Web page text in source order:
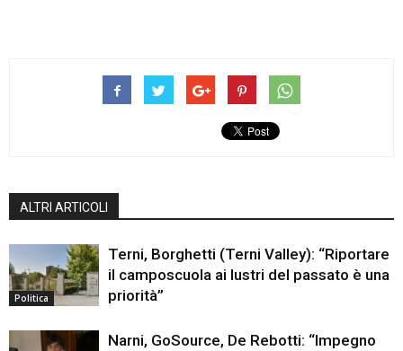
ALTRI ARTICOLI
Politica
Terni, Borghetti (Terni Valley): “Riportare
il camposcuola ai lustri del passato è una
priorità”
Narni, GoSource, De Rebotti: “Impegno